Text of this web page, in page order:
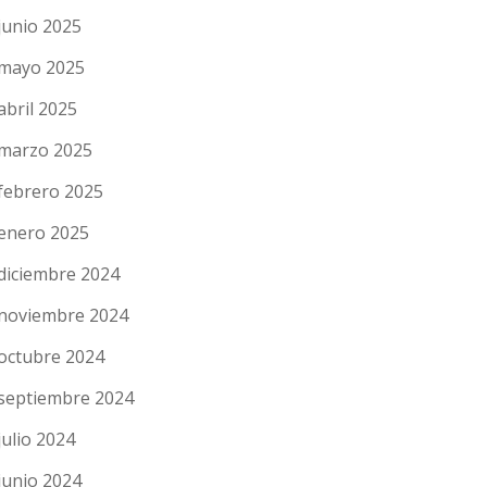
2025
2025
2025
2025
2025
2025
2024
2024
2024
2024
2024
2024